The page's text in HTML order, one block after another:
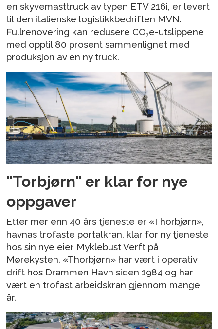
en skyvemasttruck av typen ETV 216i, er levert
til den italienske logistikkbedriften MVN.
Fullrenovering kan redusere CO₂e-utslippene
med opptil 80 prosent sammenlignet med
produksjon av en ny truck.
"Torbjørn" er klar for nye
oppgaver
Etter mer enn 40 års tjeneste er «Thorbjørn»,
havnas trofaste portalkran, klar for ny tjeneste
hos sin nye eier Myklebust Verft på
Mørekysten. «Thorbjørn» har vært i operativ
drift hos Drammen Havn siden 1984 og har
vært en trofast arbeidskran gjennom mange
år.